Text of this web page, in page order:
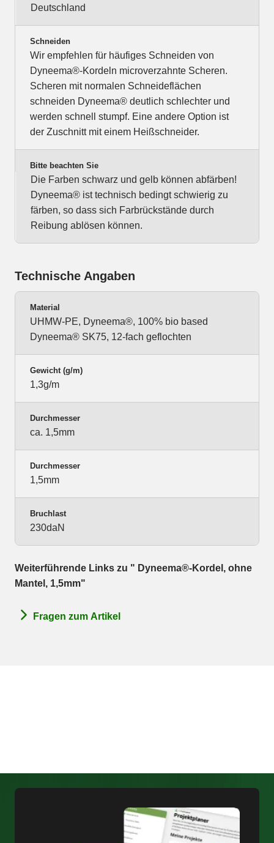
Deutschland
Schneiden
Wir empfehlen für häufiges Schneiden von
Dyneema®-Kordeln microverzahnte Scheren.
Scheren mit normalen Schneideflächen
schneiden Dyneema® deutlich schlechter und
werden schnell stumpf. Eine andere Option ist
der Zuschnitt mit einem Heißschneider.
Bitte beachten Sie
Die Farben schwarz und gelb können abfärben!
Dyneema® ist technisch bedingt schwierig zu
färben, so dass sich Farbrückstände durch
Reibung ablösen können.
Technische Angaben
Material
UHMW-PE, Dyneema®, 100% bio based
Dyneema® SK75, 12-fach geflochten
Gewicht (g/m)
1,3g/m
Durchmesser
ca. 1,5mm
Durchmesser
1,5mm
Bruchlast
230daN
Weiterführende Links zu " Dyneema®-Kordel, ohne
Mantel, 1,5mm"
Fragen zum Artikel